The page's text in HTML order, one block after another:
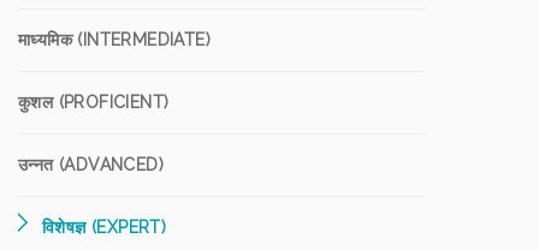
माध्यमिक (INTERMEDIATE)
कुशल (PROFICIENT)
उन्नत (ADVANCED)
विशेषज्ञ (EXPERT)